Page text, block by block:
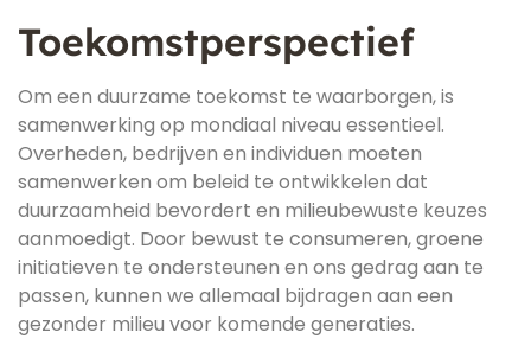
Toekomstperspectief
Om een duurzame toekomst te waarborgen, is
samenwerking op mondiaal niveau essentieel.
Overheden, bedrijven en individuen moeten
samenwerken om beleid te ontwikkelen dat
duurzaamheid bevordert en milieubewuste keuzes
aanmoedigt. Door bewust te consumeren, groene
initiatieven te ondersteunen en ons gedrag aan te
passen, kunnen we allemaal bijdragen aan een
gezonder milieu voor komende generaties.